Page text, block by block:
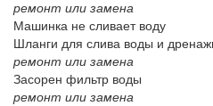
ремонт или замена
Машинка не сливает воду
Шланги для слива воды и
ремонт или замена
Засорен фильтр воды
ремонт или замена